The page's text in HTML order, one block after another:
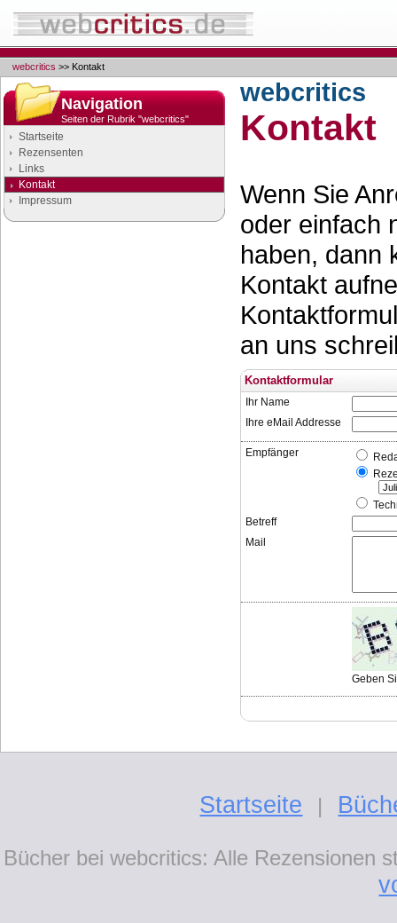
webcritics >> Kontakt
Navigation
Seiten der Rubrik "webcritics"
Startseite
Rezensenten
Links
Kontakt
Impressum
webcritics
Kontakt
Wenn Sie
oder einfach
haben, dann
Kontakt
an uns
Kontaktformular
Ihr Name
Ihre eMail Addresse
Empfänger
Betreff
Mail
Geben
Startseite |
Bücher bei webcritics: Alle Rezensionen